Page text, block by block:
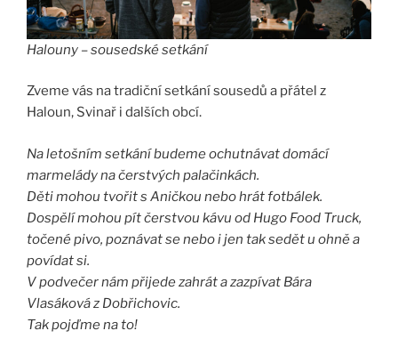
Halouny – sousedské setkání
Zveme vás na tradiční setkání sousedů a přátel z
Haloun, Svinař i dalších obcí.
Na letošním setkání budeme ochutnávat domácí
marmelády na čerstvých palačinkách.
Děti mohou tvořit s Aničkou nebo hrát fotbálek.
Dospělí mohou pít čerstvou kávu od Hugo Food Truck,
točené pivo, poznávat se nebo i jen tak sedět u ohně a
povídat si.
V podvečer nám přijede zahrát a zazpívat Bára
Vlasáková z Dobřichovic.
Tak pojďme na to!